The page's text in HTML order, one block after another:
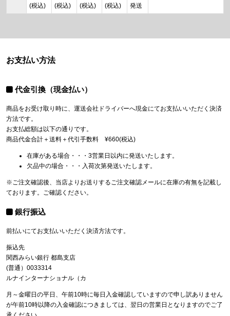
(税込)
(税込)
(税込)
(税込)
発送
お支払い方法
代金引換（現金払い）
商品をお受け取り時に、運送会社ドライバーへ現金にてお支払いいただく決済
方法です。
お支払総額は以下の通りです。
商品代金合計＋送料＋代引手数料 ¥660(税込)
在庫がある場合・・・3営業日以内に発送いたします。
欠品中の場合・・・入荷次第発送いたします。
※ご注文確認後、当店よりお送りするご注文確認メールに在庫の有無を記載し
ております。ご確認ください。
銀行振込
前払いにてお支払いいただく決済方法です。
振込先
関西みらい銀行 都島支店
(普通）0033314
ルナインターナショナル（カ
月～金曜日の平日、午前10時に毎日入金確認していますので申し訳ありません
が午前10時以降の入金確認につきましては、翌日の営業日となりますのでご了